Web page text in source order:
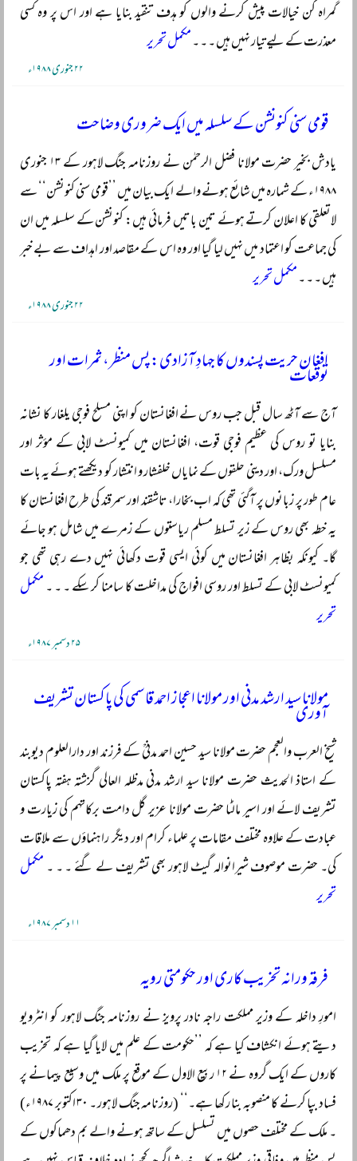
گمراہ کن خیالات پیش کرنے والوں کو ہدف تنقید بنایا ہے اور اس پر وہ کسی
معذرت کے لیے تیار نہیں ہیں ۔ ۔ ۔ مکمل تحریر
۲۲ جنوری ۱۹۸۸ء
قومی سنی کنونشن کے سلسلہ میں ایک ضروری وضاحت
یادش بخیر حضرت مولانا فضل الرحمٰن نے روزنامہ جنگ لاہور کے ۱۳ جنوری
۱۹۸۸ء کے شمارہ میں شائع ہونے والے ایک بیان میں ’’قومی سنی کنونشن‘‘ سے
لاتعلقی کا اعلان کرتے ہوئے تین باتیں فرمائی ہیں: کنونشن کے سلسلہ میں ان
کی جماعت کو اعتماد میں نہیں لیا گیا اور وہ اس کے مقاصد اور اہداف سے بے خبر
ہیں ۔ ۔ ۔ مکمل تحریر
۲۲ جنوری ۱۹۸۸ء
افغان حریت پسندوں کا جہادِ آزادی: پس منظر، ثمرات اور
توقعات
آج سے آٹھ سال قبل جب روس نے افغانستان کو اپنی مسلح فوجی یلغار کا نشانہ
بنایا تو روس کی عظیم فوجی قوت، افغانستان میں کمیونسٹ لابی کے مؤثر اور
مسلسل ورک، اور دینی حلقوں کے نمایاں خلفشار و انتشار کو دیکھتے ہوئے یہ بات
عام طور پر زبانوں پر آگئی تھی کہ اب بخارا، تاشقند اور سمرقند کی طرح افغانستان کا
یہ خطہ بھی روس کے زیر تسلط مسلم ریاستوں کے زمرے میں شامل ہو جائے
گا۔ کیونکہ بظاہر افغانستان میں کوئی ایسی قوت دکھائی نہیں دے رہی تھی جو
کمیونسٹ لابی کے تسلط اور روسی افواج کی مداخلت کا سامنا کر سکے ۔ ۔ ۔ مکمل
تحریر
۲۵ دسمبر ۱۹۸۷ء
مولانا سید ارشد مدنی اور مولانا اعجاز احمد قاسمی کی پاکستان تشریف
آوری
شیخ العرب والعجم حضرت مولانا سید حسین احمد مدنیؒ کے فرزند اور دارالعلوم دیوبند
کے استاذ الحدیث حضرت مولانا سید ارشد مدنی مدظلہ العالی گزشتہ ہفتہ پاکستان
تشریف لائے اور اسیر مالٹا حضرت مولانا عزیر گل دامت برکاتہم کی زیارت و
عبادت کے علاوہ مختلف مقامات پر علماء کرام اور دیگر راہنماؤں سے ملاقات
کی۔ حضرت موصوف شیرانوالہ گیٹ لاہور بھی تشریف لے گئے ۔ ۔ ۔ مکمل
تحریر
۱۱ دسمبر ۱۹۸۷ء
فرقہ ورانہ تخریب کاری اور حکومتی رویہ
امورِ داخلہ کے وزیر مملکت راجہ نادر پرویز نے روزنامہ جنگ لاہور کو انٹرویو
دیتے ہوئے انکشاف کیا ہے کہ ’’حکومت کے علم میں لایا گیا ہے کہ تخریب
کاروں کے ایک گروہ نے ۱۲ ربیع الاول کے موقع پر ملک میں وسیع پیمانے پر
فساد بپا کرنے کا منصوبہ بنا رکھا ہے۔‘‘ (روزنامہ جنگ لاہور ۔ ۳۰ اکتوبر ۱۹۸۷ء)
۔ ملک کے مختلف حصوں میں تسلسل کے ساتھ ہونے والے بم دھماکوں کے